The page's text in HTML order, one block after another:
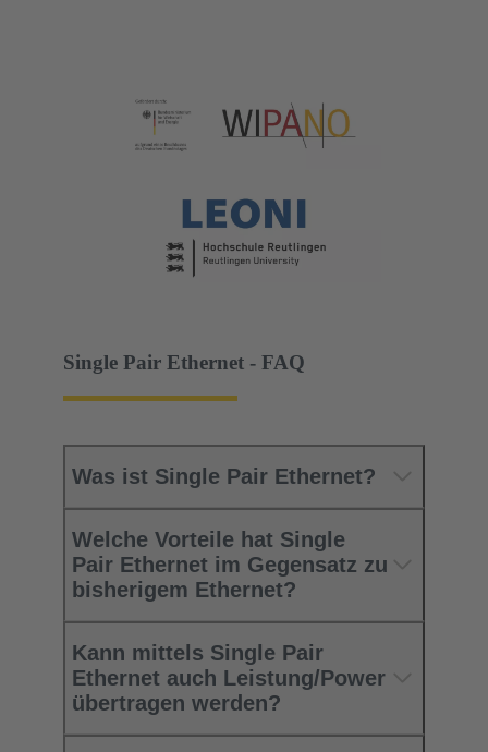
Single Pair Ethernet - FAQ
Was ist Single Pair Ethernet?
Welche Vorteile hat Single
Pair Ethernet im Gegensatz zu
bisherigem Ethernet?
Kann mittels Single Pair
Ethernet auch Leistung/Power
übertragen werden?